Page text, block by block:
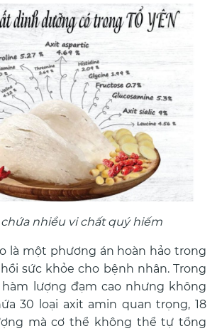
chứa nhiều vi chất quý hiếm
là một phương án hoàn hảo trong
sức khỏe cho bệnh nhân. Trong
lượng đạm cao nhưng không
30 loại axit amin quan trọng, 18
mà cơ thể không thể tự tổng